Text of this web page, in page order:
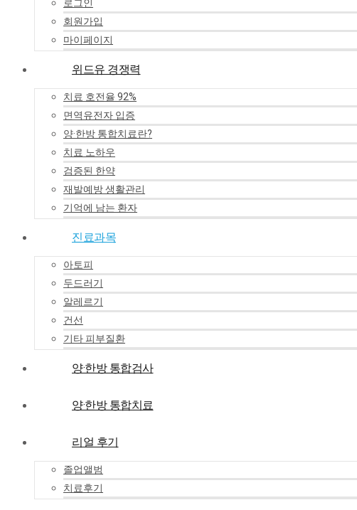
로그인
회원가입
마이페이지
위드유 경쟁력
치료 호전율 92%
면역유전자 입증
양·한방 통합치료란?
치료 노하우
검증된 한약
재발예방 생활관리
기억에 남는 환자
진료과목
아토피
두드러기
알레르기
건선
기타 피부질환
양·한방 통합검사
양·한방 통합치료
리얼 후기
졸업앨범
치료후기